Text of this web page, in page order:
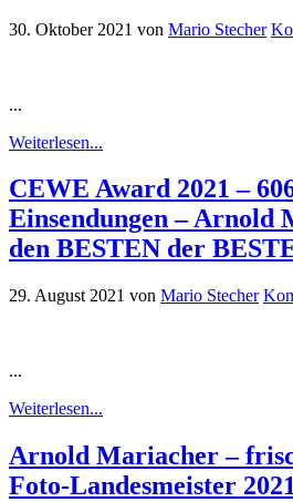
30. Oktober 2021 von Mario Stecher
...
Weiterlesen...
CEWE Award 2021 –
Einsendungen – Arnold
den BESTEN der
29. August 2021 von Mario Stecher
...
Weiterlesen...
Arnold Mariacher –
Foto-Landesmeister